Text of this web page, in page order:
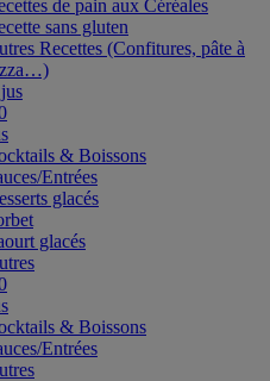
de pain aux Céréales
sans gluten
Recettes (Confitures, pâte à
& Boissons
Entrées
glacés
glacés
& Boissons
Entrées